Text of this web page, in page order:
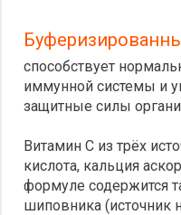
способствует
иммунной системы и
защитные силы
Витамин С из трёх
кислота, кальция
формуле содержится
шиповника (источник